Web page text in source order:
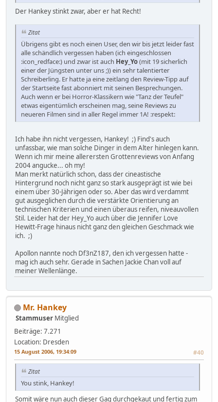
Der Hankey stinkt zwar, aber er hat Recht!
Zitat
Übrigens gibt es noch einen User, den wir bis jetzt leider fast
alle schändlich vergessen haben (ich eingeschlossen
:icon_redface:) und zwar ist auch Hey_Yo(mit 19 sicherlich
einer der Jüngsten unter uns ;)) ein sehr talentierter
Schreiberling. Er hatte ja eine zeitlang den Review-Tipp auf
der Startseite fast abonniert mit seinen Besprechungen.
Auch wenn er bei Horror-Klassikern wie "Tanz der Teufel"
etwas eigentümlich erscheinen mag, seine Reviews zu
neueren Filmen sind in aller Regel immer 1A! :respekt:
Ich habe ihn nicht vergessen, Hankey! ;) Find's auch
unfassbar, wie man solche Dinger in dem Alter hinlegen kann.
Wenn ich mir meine allerersten Grottenreviews von Anfang
2004 angucke... oh my!
Man merkt natürlich schon, dass der cineastische
Hintergrund noch nicht ganz so stark ausgeprägt ist wie bei
einem über 30-Jährigen oder so. Aber das wird verdammt
gut ausgeglichen durch die verstärkte Orientierung an
technischen Kriterien und einen überaus reifen, niveauvollen
Stil. Leider hat der Hey_Yo auch über die Jennifer Love
Hewitt-Frage hinaus nicht ganz den gleichen Geschmack wie
ich. ;)
Apollon nannte noch Df3nZ187, den ich vergessen hatte -
mag ich auch sehr. Gerade in Sachen Jackie Chan voll auf
meiner Wellenlänge.
Mr. Hankey
Stammuser Mitglied
Beiträge: 7.271
Location: Dresden
15 August 2006, 19:34:09 #40
Zitat
You stink, Hankey!
Somit wäre nun auch dieser Gag durchgekaut und fertig zum